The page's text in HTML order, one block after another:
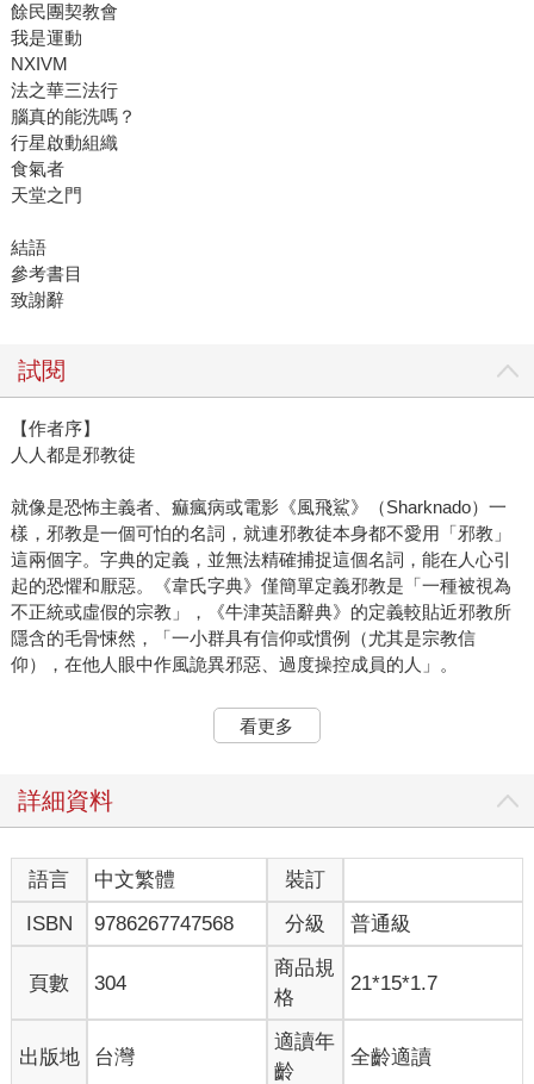
餘民團契教會
我是運動
NXIVM
法之華三法行
腦真的能洗嗎？
行星啟動組織
食氣者
天堂之門
結語
參考書目
致謝辭
試閱
【作者序】
人人都是邪教徒
就像是恐怖主義者、痲瘋病或電影《風飛鯊》（Sharknado）一
樣，邪教是一個可怕的名詞，就連邪教徒本身都不愛用「邪教」
這兩個字。字典的定義，並無法精確捕捉這個名詞，能在人心引
起的恐懼和厭惡。《韋氏字典》僅簡單定義邪教是「一種被視為
不正統或虛假的宗教」，《牛津英語辭典》的定義較貼近邪教所
隱含的毛骨悚然，「一小群具有信仰或慣例（尤其是宗教信
仰），在他人眼中作風詭異邪惡、過度操控成員的人」。
著名的精神學家羅伯特．傑伊．李夫頓（Robert Jay Lifton）在他
一九九一年的論文《邪教的形成》中，更進一步探討邪教。我用
三、一種剝削利用他人的機制，可能是指財務、性等方面的剝
削。
這下聽起來夠可怕了吧，但是最可怕的還沒來。
無論是集體自殺、大屠殺、單純淪為公眾笑柄，邪教的下場通常
都很淒慘。例如肚子裝滿苯巴比妥和蘋果醬，在小床上掛掉的天
堂之門成員；或是頭戴牛仔帽、穿著一身白，聽信教主某天幽浮
看更多
詳細資料
語言 中文繁體
裝訂
ISBN
9786267747568 分級 普通級
頁數 304
商品規
格
21*15*1.7
出版地 台灣
適讀年
齡
全齡適讀